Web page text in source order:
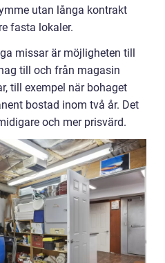
utan långa kontrakt
fasta lokaler.
missar är möjligheten till
till och från magasin
till exempel när bohaget
bostad inom två år. Det
och mer prisvärd.